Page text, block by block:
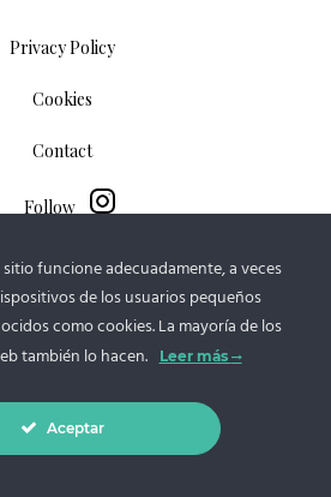
Privacy Policy
Cookies
Contact
Follow
C. Luque | All rights reserved
funcione adecuadamente, a veces
de los usuarios pequeños
como cookies. La mayoría de los
también lo hacen.
Leer más
Aceptar